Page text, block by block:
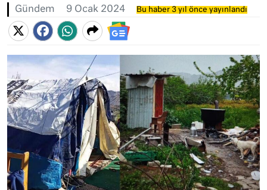
Gündem 9 Ocak 2024 Bu haber 3 yıl önce yayınlandı